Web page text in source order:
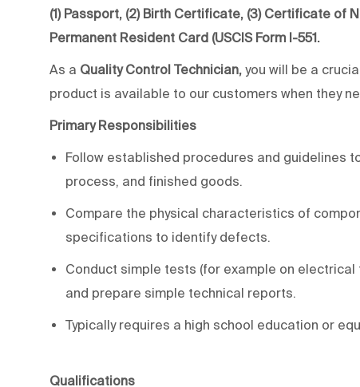
(1) Passport, (2) Birth Certificate, (3) Certificate of
Permanent Resident Card (USCIS Form I-551.
As a Quality Control Technician, you will be a
product is available to our customers when they
Primary Responsibilities
Follow established procedures and guidelines
process, and finished goods.
Compare the physical characteristics of
specifications to identify defects.
Conduct simple tests (for example on
and prepare simple technical reports.
Typically requires a high school education or
Qualifications